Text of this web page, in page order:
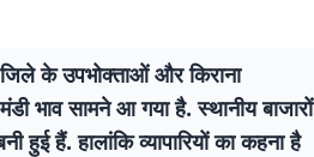
के उपभोक्ताओं और किराना
भाव सामने आ गया है. स्थानीय बाजारों
हैं. हालांकि व्यापारियों का कहना है